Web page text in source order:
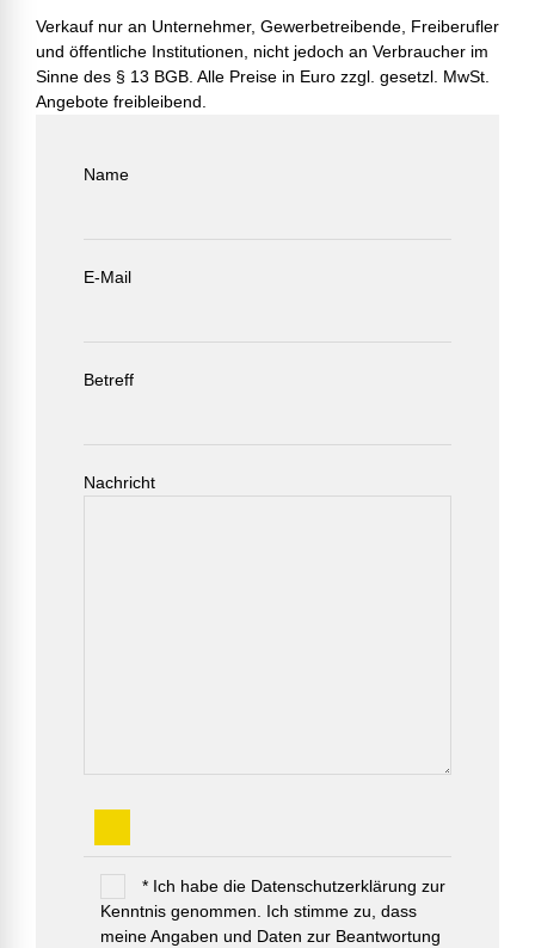
Verkauf nur an Unternehmer, Gewerbetreibende, Freiberufler
und öffentliche Institutionen, nicht jedoch an Verbraucher im
Sinne des § 13 BGB. Alle Preise in Euro zzgl. gesetzl. MwSt.
Angebote freibleibend.
Name
E-Mail
Betreff
Nachricht
* Ich habe die Datenschutzerklärung zur
Kenntnis genommen. Ich stimme zu, dass
meine Angaben und Daten zur Beantwortung